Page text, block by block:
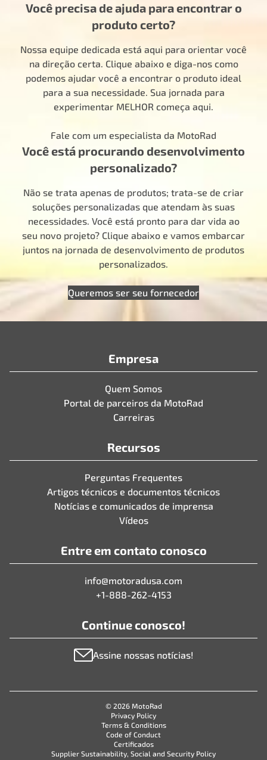
Você precisa de ajuda para encontrar o
produto certo?
Nossa equipe dedicada está aqui para orientar você
na direção certa. Clique abaixo e diga-nos como
podemos ajudar você a encontrar o produto ideal
para a sua necessidade. Sua jornada para
experimentar MELHOR começa aqui.
Fale com um especialista da MotoRad
Você está procurando desenvolvimento
personalizado?
Não se trata apenas de produtos; trata-se de criar
soluções personalizadas que atendam às suas
necessidades. Você está pronto para dar vida ao
seu novo projeto? Clique abaixo e vamos embarcar
juntos na jornada de desenvolvimento de produtos
personalizados.
Queremos ser seu fornecedor
Empresa
Quem Somos
Portal de parceiros da MotoRad
Carreiras
Recursos
Perguntas Frequentes
Artigos técnicos e documentos técnicos
Notícias e comunicados de imprensa
Vídeos
Entre em contato conosco
info@motoradusa.com
+1-888-262-4153
Continue conosco!
Assine nossas notícias!
© 2026 MotoRad
Privacy Policy
Terms & Conditions
Code of Conduct
Certificados
Supplier Sustainability, Social and Security Policy